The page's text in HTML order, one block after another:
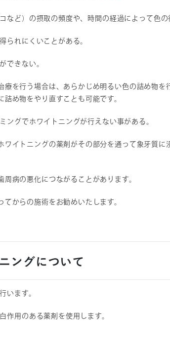
など）の摂取の頻度や、時間の経過によって色の
られにくいことがある。
できない。
療を行う場合は、あらかじめ明るい色の詰め物を
め物をやり直すことも可能です。
ングでホワイトニングが行えない事がある。
ワイトニングの薬剤がその部分を通って象牙質に
病の悪化につながることがあります。
てからの施術をお勧めいたします。
ングについて
います。
作用のある薬剤を使用します。